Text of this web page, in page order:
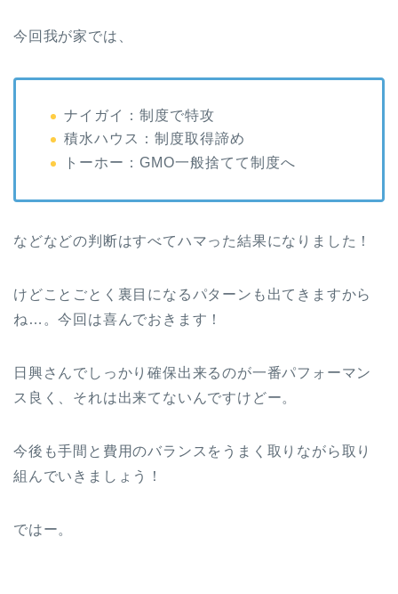
今回我が家では、
ナイガイ：制度で特攻
積水ハウス：制度取得諦め
トーホー：GMO一般捨てて制度へ
などなどの判断はすべてハマった結果になりました！
けどことごとく裏目になるパターンも出てきますから
ね…。今回は喜んでおきます！
日興さんでしっかり確保出来るのが一番パフォーマン
ス良く、それは出来てないんですけどー。
今後も手間と費用のバランスをうまく取りながら取り
組んでいきましょう！
ではー。